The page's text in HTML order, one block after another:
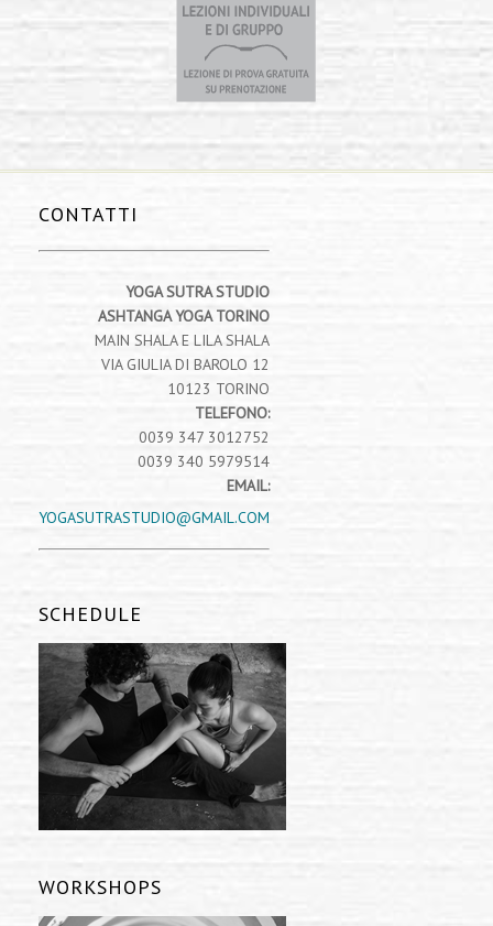
CONTATTI
YOGA SUTRA STUDIO
ASHTANGA YOGA TORINO
MAIN SHALA E LILA SHALA
VIA GIULIA DI BAROLO 12
10123 TORINO
TELEFONO:
0039 347 3012752
0039 340 5979514
EMAIL:
YOGASUTRASTUDIO@GMAIL.COM
SCHEDULE
WORKSHOPS